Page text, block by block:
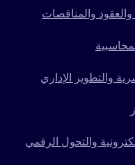
والعقود والمناقصات
والتطوير الإداري
والتحول الرقمي